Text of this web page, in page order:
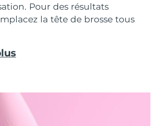
Pour des résultats
la tête de brosse tous